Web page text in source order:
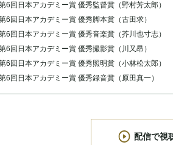
6回日本アカデミー賞 優秀監督賞（野村芳太郎）
6回日本アカデミー賞 優秀脚本賞（古田求）
6回日本アカデミー賞 優秀音楽賞（芥川也寸志）
6回日本アカデミー賞 優秀撮影賞（川又昂）
6回日本アカデミー賞 優秀照明賞（小林松太郎）
6回日本アカデミー賞 優秀録音賞（原田真一）
配信で視